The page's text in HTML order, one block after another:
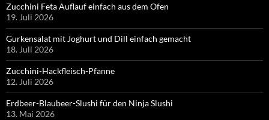
Zucchini Feta Auflauf einfach aus dem Ofen
19. Juli 2026
Gurkensalat mit Joghurt und Dill einfach gemacht
18. Juli 2026
Zucchini-Hackfleisch-Pfanne
12. Juli 2026
Erdbeer-Blaubeer-Slushi für den Ninja Slushi
13. Mai 2026